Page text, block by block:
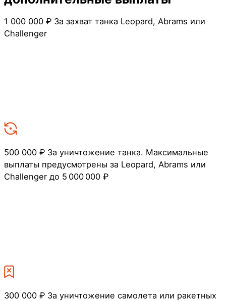
1 000 000 ₽ За захват танка Leopard, Abrams или
Challenger
500 000 ₽ За уничтожение танка. Максимальные
выплаты предусмотрены за Leopard, Abrams или
Challenger до 5 000 000 ₽
300 000 ₽ За уничтожение самолета или ракетных